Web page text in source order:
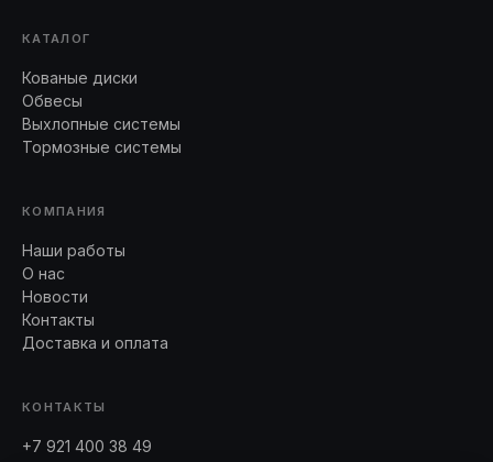
КАТАЛОГ
Кованые диски
Обвесы
Выхлопные системы
Тормозные системы
КОМПАНИЯ
Наши работы
О нас
Новости
Контакты
Доставка и оплата
КОНТАКТЫ
+7 921 400 38 49